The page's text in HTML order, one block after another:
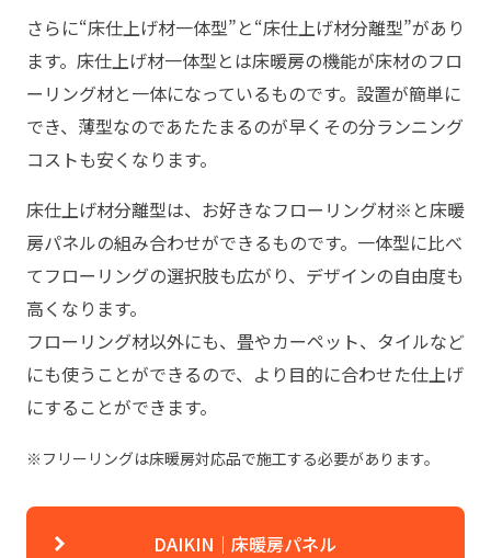
さらに“床仕上げ材一体型”と“床仕上げ材分離型”があり
ます。床仕上げ材一体型とは床暖房の機能が床材のフロ
ーリング材と一体になっているものです。設置が簡単に
でき、薄型なのであたたまるのが早くその分ランニング
コストも安くなります。
床仕上げ材分離型は、お好きなフローリング材※と床暖
房パネルの組み合わせができるものです。一体型に比べ
てフローリングの選択肢も広がり、デザインの自由度も
高くなります。
フローリング材以外にも、畳やカーペット、タイルなど
にも使うことができるので、より目的に合わせた仕上げ
にすることができます。
※フリーリングは床暖房対応品で施工する必要があります。
DAIKIN｜床暖房パネル